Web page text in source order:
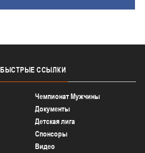
БЫСТРЫЕ ССЫЛКИ
Чемпионат Мужчины
Документы
Детская лига
Спонсоры
Видео